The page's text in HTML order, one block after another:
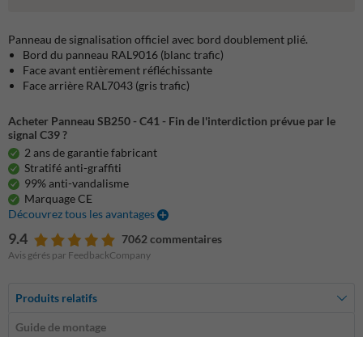
Panneau de signalisation officiel avec bord doublement plié.
Bord du panneau RAL9016 (blanc trafic)
Face avant entièrement réfléchissante
Face arrière RAL7043 (gris trafic)
Acheter Panneau SB250 - C41 - Fin de l'interdiction prévue par le
signal C39 ?
2 ans de garantie fabricant
Stratifé anti-graffiti
99% anti-vandalisme
Marquage CE
Découvrez tous les avantages
9.4 7062 commentaires
Avis gérés par FeedbackCompany
Produits relatifs
Guide de montage